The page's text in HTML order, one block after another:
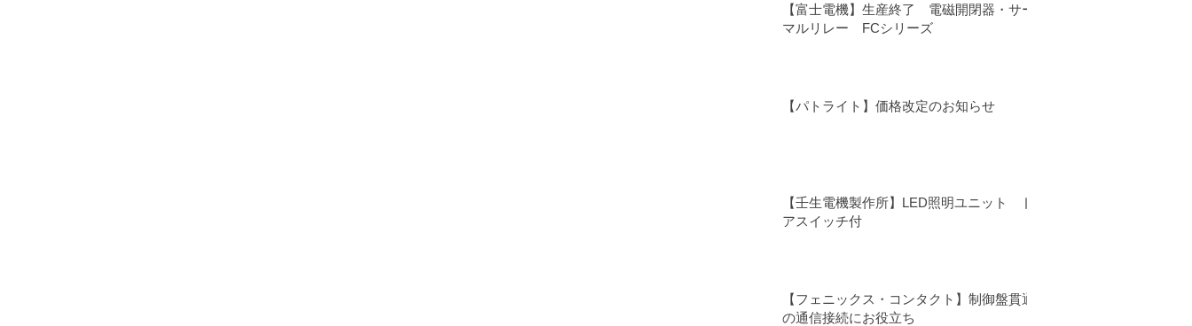
【富士電機】生産終了 電磁開閉器・サー
マルリレー FCシリーズ
【パトライト】価格改定のお知らせ
【壬生電機製作所】LED照明ユニット ド
アスイッチ付
【フェニックス・コンタクト】制御盤貫通
の通信接続にお役立ち